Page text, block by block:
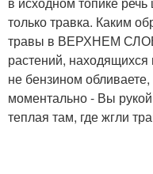
только травка. Каким
травы в ВЕРХНЕМ СЛОЕ
растений,
не бензином
моментально - Вы
теплая там, где жгли